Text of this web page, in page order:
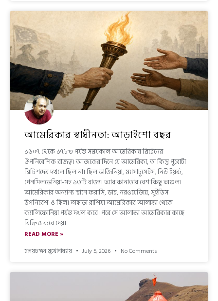
আমেরিকার স্বাধীনতা: আড়াইশো বছর
১৬০৭ থেকে ১৭৮৩ পর্যন্ত সময়কাল আমেরিকায় ব্রিটেনের
ঔপনিবেশিক রাজত্ব। আজকের দিনে যে আমেরিকা, তা কিন্তু পুরোটা
ব্রিটিশদের দখলে ছিল না। ছিল ভার্জিনিয়া, ম্যাসাচুসেটস, নিউ ইয়র্ক,
পেনসিলভেনিয়া-সহ ১৩টি রাজ্য। আর কানাডার বেশ কিছু অঞ্চল।
আমেরিকার অন্যান্য স্থানে ফরাসি, ডাচ, নরওয়েজিয়, সুইডিস
উপনিবেশ-ও ছিল। তাছাড়া রাশিয়া আমেরিকার আলাস্কা থেকে
ক্যালিফোর্নিয়া পর্যন্ত দখল করে। পরে সে আলাস্কা আমেরিকার কাছে
বিক্রিও করে দেয়।
READ MORE »
মলয়চন্দন মুখোপাধ্যায়
July 5, 2026 No Comments